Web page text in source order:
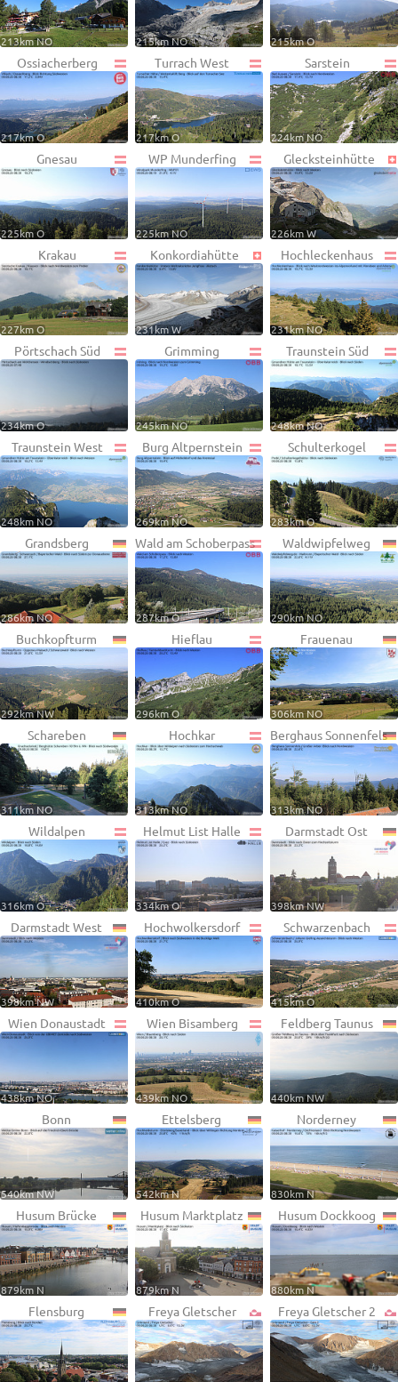
213km NO 215km NO 215km O
Ossiacherberg
217km O
Turrach West
217km O
Sarstein
224km NO
Gnesau
225km O
WP Munderfing
225km NO
Glecksteinhütte
226km W
Krakau
227km O
Konkordiahütte
231km W
Hochleckenhaus
231km NO
Pörtschach Süd
234km O
Grimming
245km NO
Traunstein Süd
248km NO
Traunstein West
248km NO
Burg Altpernstein
269km NO
Schulterkogel
283km O
Grandsberg
286km NO
Wald am Schoberpass
287km O
Waldwipfelweg
290km NO
Buchkopfturm
292km NW
Hieflau
296km O
Frauenau
306km NO
Schareben
311km NO
Hochkar
313km NO
Berghaus Sonnenfels
313km NO
Wildalpen
316km O
Helmut List Halle
334km O
Darmstadt Ost
398km NW
Darmstadt West
398km NW
Hochwolkersdorf
410km O
Schwarzenbach
415km O
Wien Donaustadt
438km NO
Wien Bisamberg
439km NO
Feldberg Taunus
440km NW
Bonn
540km NW
Ettelsberg
542km N
Norderney
830km N
Husum Brücke
879km N
Husum Marktplatz
879km N
Husum Dockkoog
880km N
Flensburg Freya Gletscher Freya Gletscher 2